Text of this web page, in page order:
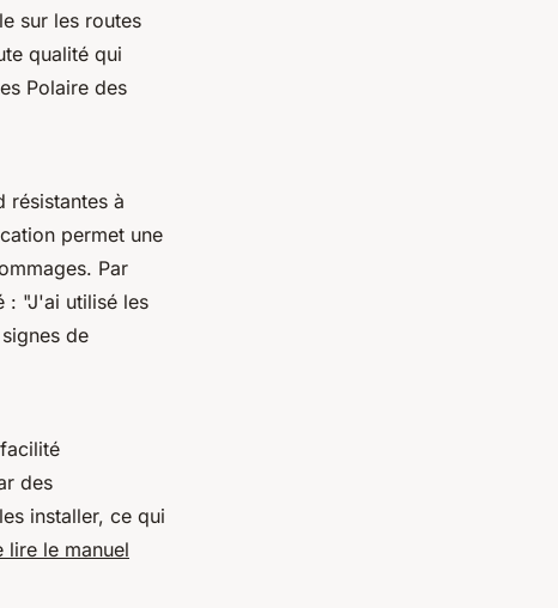
sur les routes
qualité qui
Polaire des
résistantes à
permet une
Par
: "J'ai utilisé les
de
des
installer, ce qui
lire le manuel